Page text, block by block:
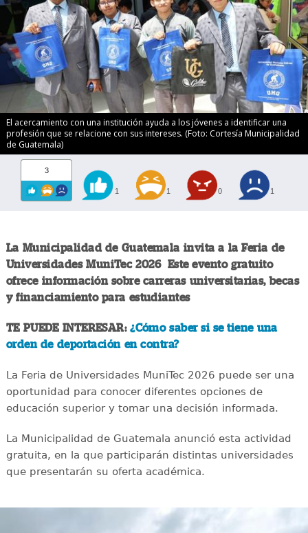
El acercamiento con una institución ayuda a los jóvenes a identificar una
profesión que se relacione con sus intereses. (Foto: Cortesía Municipalidad
de Guatemala)
3
1 1 0 1
La Municipalidad de Guatemala invita a la Feria de
Universidades MuniTec 2026 Este evento gratuito
ofrece información sobre carreras universitarias, becas
y financiamiento para estudiantes
TE PUEDE INTERESAR:¿Cómo saber si se tiene una
orden de deportación en contra?
La Feria de Universidades MuniTec 2026 puede ser una
oportunidad para conocer diferentes opciones de
educación superior y tomar una decisión informada.
La Municipalidad de Guatemala anunció esta actividad
gratuita, en la que participarán distintas universidades
que presentarán su oferta académica.